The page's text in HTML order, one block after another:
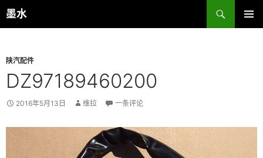
跳
至
墨水
搜
索
陕汽配件
DZ97189460200
2016年5月13日 维拉 一条评论